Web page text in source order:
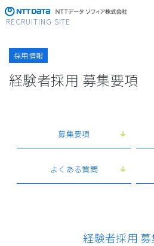
RECRUITING SITE
まずはここから ソフィアの自己紹介
メッセージ
ソフィアの特長
銀行システムとは
採用情報
経験者採用 募集要項
募集要項
よくある質問
経験者採用